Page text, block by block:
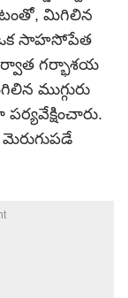
మిగిలిన
ఒక సాహసోపేత
గర్భాశయ
ముగ్గురు
మెరుగుపడే